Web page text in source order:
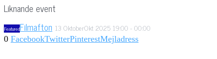
Liknande event
FeaturedFilmafton 13 OktoberOkt2025 19:00 -00:00
0 FacebookTwitterPinterestMejladress